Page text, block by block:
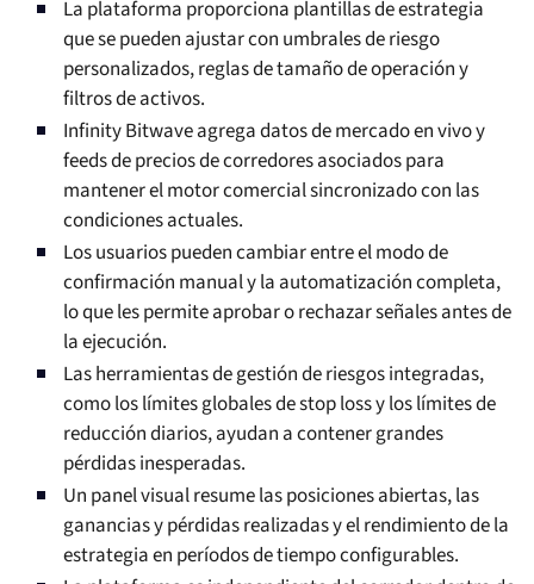
La plataforma proporciona plantillas de estrategia
que se pueden ajustar con umbrales de riesgo
personalizados, reglas de tamaño de operación y
filtros de activos.
Infinity Bitwave agrega datos de mercado en vivo y
feeds de precios de corredores asociados para
mantener el motor comercial sincronizado con las
condiciones actuales.
Los usuarios pueden cambiar entre el modo de
confirmación manual y la automatización completa,
lo que les permite aprobar o rechazar señales antes de
la ejecución.
Las herramientas de gestión de riesgos integradas,
como los límites globales de stop loss y los límites de
reducción diarios, ayudan a contener grandes
pérdidas inesperadas.
Un panel visual resume las posiciones abiertas, las
ganancias y pérdidas realizadas y el rendimiento de la
estrategia en períodos de tiempo configurables.